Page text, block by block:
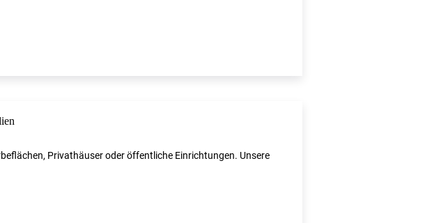
Privathäuser oder öffentliche Einrichtungen. Unsere